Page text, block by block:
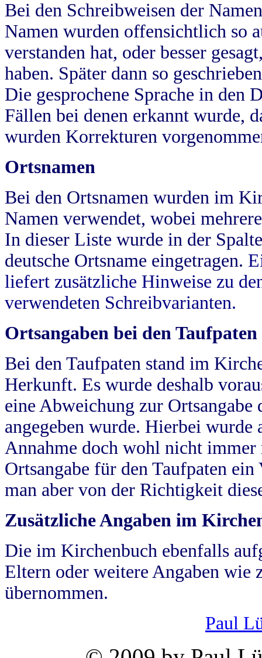
Bei den Schreibweisen der
Namen wurden offensichtlich so
verstanden hat, oder besser
haben. Später dann so
Die gesprochene Sprache in
Fällen bei denen erkannt wurde,
wurden Korrekturen
Ortsnamen
Bei den Ortsnamen wurden im
Namen verwendet, wobei
In dieser Liste wurde in der
deutsche Ortsname eingetragen.
liefert zusätzliche Hinweise zu
verwendeten Schreibvarianten.
Ortsangaben bei den Taufpaten
Bei den Taufpaten stand im
Herkunft. Es wurde deshalb
eine Abweichung zur
angegeben wurde. Hierbei wurde
Annahme doch wohl nicht
Ortsangabe für den Taufpaten
man aber von der Richtigkeit
Zusätzliche Angaben im
Die im Kirchenbuch ebenfalls
Eltern oder weitere Angaben wie
übernommen.
Paul